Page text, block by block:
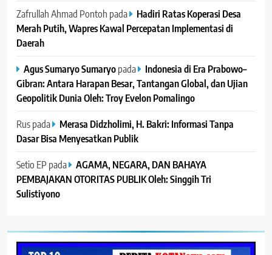
Zafrullah Ahmad Pontoh pada
Hadiri Ratas Koperasi Desa
Merah Putih, Wapres Kawal Percepatan Implementasi di
Daerah
Agus Sumaryo Sumaryopada
Indonesia di Era Prabowo–
Gibran: Antara Harapan Besar, Tantangan Global, dan Ujian
Geopolitik Dunia Oleh: Troy Evelon Pomalingo
Ruspada
Merasa Didzholimi, H. Bakri: Informasi Tanpa
Dasar Bisa Menyesatkan Publik
Setio EP pada
AGAMA, NEGARA, DAN BAHAYA
PEMBAJAKAN OTORITAS PUBLIK Oleh: Singgih Tri
Sulistiyono